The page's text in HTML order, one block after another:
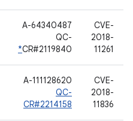
CVE-
2018-
11261
A-64340487
QC-
CR#2119840
*
CVE-
2018-
11836
A-111128620
QC-
CR#2214158